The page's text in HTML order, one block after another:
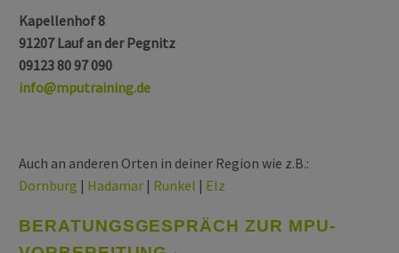
Kapellenhof 8
91207 Lauf an der Pegnitz
09123 80 97 090
info@mputraining.de
Auch an anderen Orten in deiner Region wie z.B.:
Dornburg | Hadamar | Runkel | Elz
BERATUNGSGESPRÄCH ZUR MPU-